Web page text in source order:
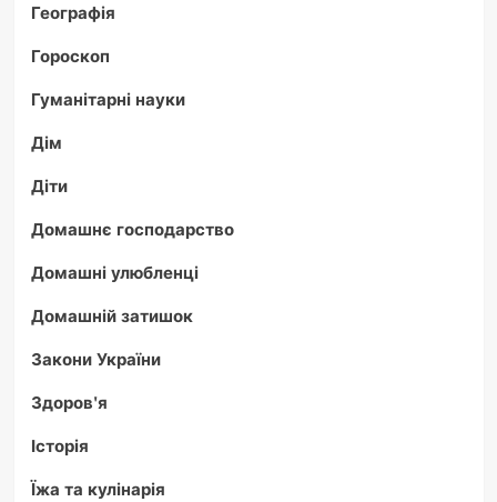
Географія
Гороскоп
Гуманітарні науки
Дім
Діти
Домашнє господарство
Домашні улюбленці
Домашній затишок
Закони України
Здоров'я
Історія
Їжа та кулінарія